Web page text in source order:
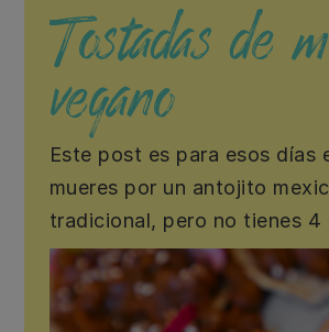
Tostadas de
vegano
Este post es para esos días
mueres por un antojito
tradicional, pero no tienes